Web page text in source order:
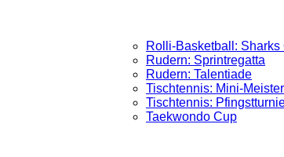
Rolli-Basketball: Sharks
Rudern: Sprintregatta
Rudern: Talentiade
Tischtennis: Mini-
Tischtennis:
Taekwondo Cup